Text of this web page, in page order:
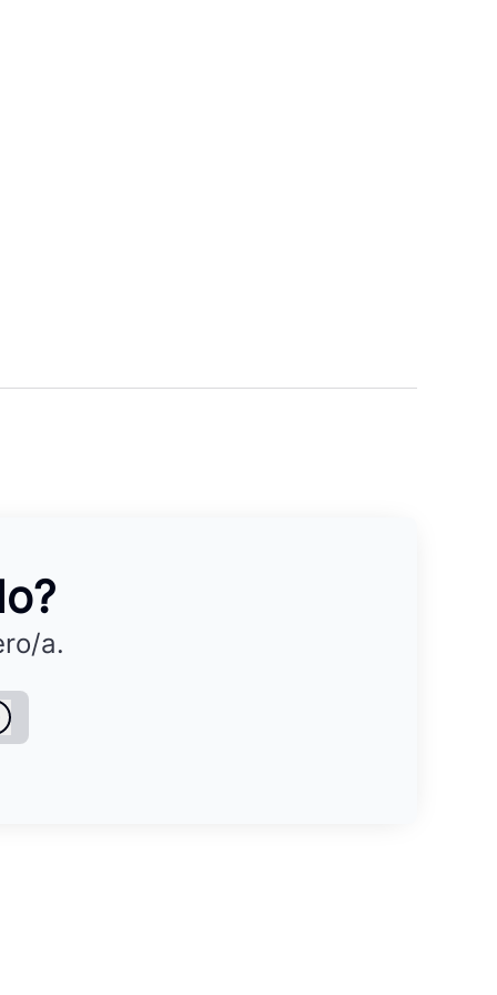
a.
sesión